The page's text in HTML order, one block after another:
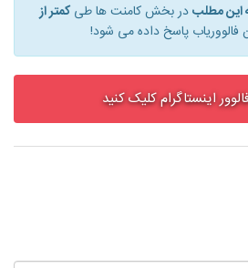
این مطلبدر بخش کامنت ها طیکمتر از
فالووریاب پاسخ داده می شود!
اینستاگرام کلیک کنید